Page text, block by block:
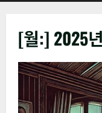
[월:] 2025